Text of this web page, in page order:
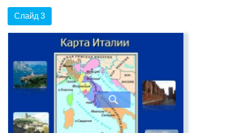
Слайд 3